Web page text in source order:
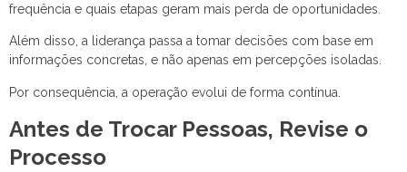
frequência e quais etapas geram mais perda de oportunidades.
Além disso, a liderança passa a tomar decisões com base em
informações concretas, e não apenas em percepções isoladas.
Por consequência, a operação evolui de forma contínua.
Antes de Trocar Pessoas, Revise o
Processo